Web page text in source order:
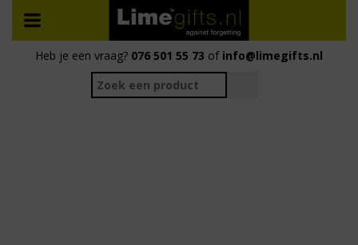
Heb je een vraag? 076 501 55 73 of info@limegifts.nl